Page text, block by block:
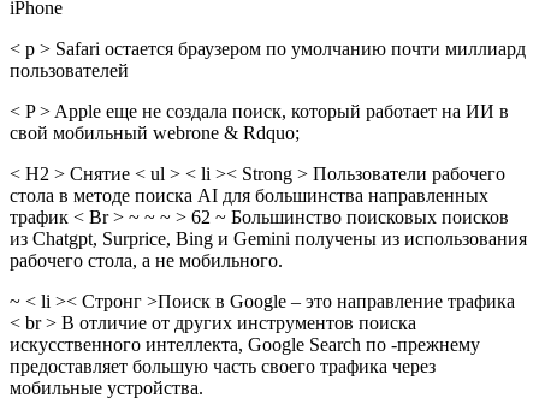
iPhone
< p > Safari остается браузером по умолчанию почти миллиард
пользователей
< P > Apple еще не создала поиск, который работает на ИИ в
свой мобильный webrone & Rdquo;
< H2 > Снятие < ul > < li >< Strong > Пользователи рабочего
стола в методе поиска AI для большинства направленных
трафик < Br > ~ ~ ~ > 62 ~ Большинство поисковых поисков
из Chatgpt, Surprice, Bing и Gemini получены из использования
рабочего стола, а не мобильного.
~ < li >< Стронг >Поиск в Google – это направление трафика
< br > В отличие от других инструментов поиска
искусственного интеллекта, Google Search по -прежнему
предоставляет большую часть своего трафика через
мобильные устройства.